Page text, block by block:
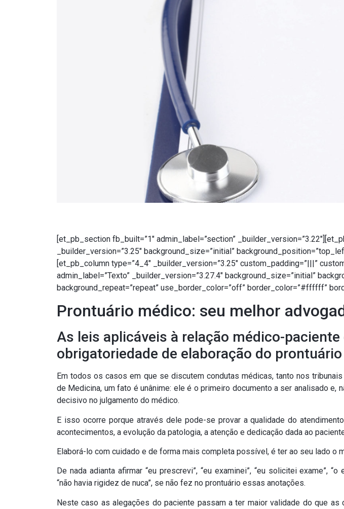
[et_pb_section fb_built=”1″ admin_label=”section”
_builder_version=”3.25″ background_size=”initial”
[et_pb_column type=”4_4″ _builder_version=”3.25″ custom_padding=”|||”
admin_label=”Texto” _builder_version=”3.27.4″ background_size=”initial”
background_repeat=”repeat” use_border_color=”off” border_color=”#ffffff”
Prontuário médico: seu melhor
As leis aplicáveis à relação médico-
obrigatoriedade de elaboração do
Em todos os casos em que se discutem condutas médicas, tanto nos
de Medicina, um fato é unânime: ele é o primeiro documento a ser analisado e,
decisivo no julgamento do médico.
E isso ocorre porque através dele pode-se provar a qualidade do
acontecimentos, a evolução da patologia, a atenção e dedicação dada ao
Elaborá-lo com cuidado e de forma mais completa possível, é ter ao seu lado o
De nada adianta afirmar “eu prescrevi”, “eu examinei”, “eu solicitei exame”, “o
“não havia rigidez de nuca”, se não fez no prontuário essas anotações.
Neste caso as alegações do paciente passam a ter maior validade do que as